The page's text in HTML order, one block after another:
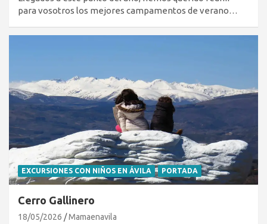
para vosotros los mejores campamentos de verano…
EXCURSIONES CON NIÑOS EN ÁVILA PORTADA
Cerro Gallinero
18/05/2026 Mamaenavila